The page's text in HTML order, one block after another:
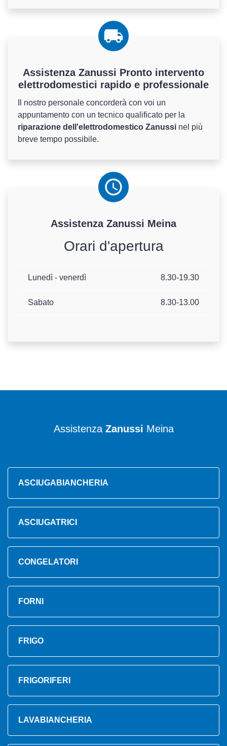
Assistenza Zanussi Pronto intervento
elettrodomestici rapido e professionale
Il nostro personale concorderà con voi un
appuntamento con un tecnico qualificato per la
riparazione dell'elettrodomestico Zanussi nel più
breve tempo possibile.
Assistenza Zanussi Meina
Orari d'apertura
Lunedì - venerdì 8.30-19.30
Sabato 8.30-13.00
Assistenza Zanussi Meina
ASCIUGABIANCHERIA
ASCIUGATRICI
CONGELATORI
FORNI
FRIGO
FRIGORIFERI
LAVABIANCHERIA